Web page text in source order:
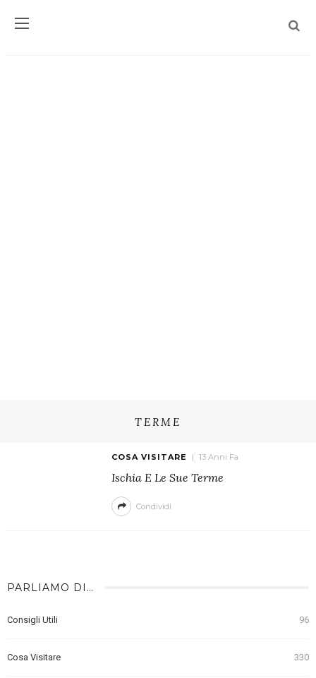
TERME
COSA VISITARE 13 Anni Fa
Ischia E Le Sue Terme
Condividi
PARLIAMO DI…
Consigli Utili 96
Cosa Visitare 330